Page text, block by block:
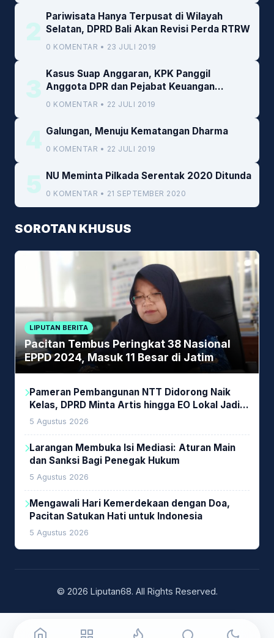
2
Pariwisata Hanya Terpusat di Wilayah
Selatan, DPRD Bali Akan Revisi Perda RTRW
0 KOMENTAR • 23 JULI 2019
3
Kasus Suap Anggaran, KPK Panggil
Anggota DPR dan Pejabat Keuangan
Kemenkeu
0 KOMENTAR • 22 JULI 2019
4 Galungan, Menuju Kematangan Dharma
0 KOMENTAR • 22 JULI 2019
5 NU Meminta Pilkada Serentak 2020 Ditunda
0 KOMENTAR • 21 SEPTEMBER 2020
SOROTAN KHUSUS
LIPUTAN BERITA
Pacitan Tembus Peringkat 38 Nasional
EPPD 2024, Masuk 11 Besar di Jatim
Pameran Pembangunan NTT Didorong Naik
Kelas, DPRD Minta Artis hingga EO Lokal Jadi
Prioritas
5 Agustus 2026
Larangan Membuka Isi Mediasi: Aturan Main
dan Sanksi Bagi Penegak Hukum
5 Agustus 2026
Mengawali Hari Kemerdekaan dengan Doa,
Pacitan Satukan Hati untuk Indonesia
5 Agustus 2026
© 2026 Liputan68. All Rights Reserved.